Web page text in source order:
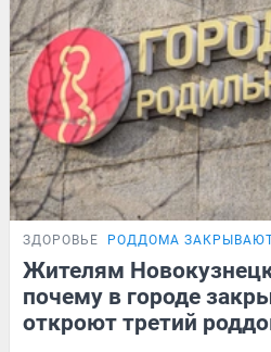
ЗДОРОВЬЕ РОДДОМА
Жителям
почему в городе
откроют третий